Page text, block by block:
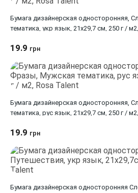
Бумага дизайнерская односторонняя,
тематика, укр язык, 21х29,7 см, 250 г /
19.9 грн
Бумага дизайнерская односторонняя,
тематика, рус язык, 21х29,7 см, 250 г /
19.9 грн
Бумага дизайнерская односторонняя